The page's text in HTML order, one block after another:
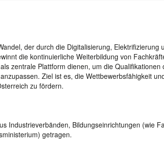
der durch die Digitalisierung, Elektrifizierung
die kontinuierliche Weiterbildung von
zentrale Plattform dienen, um die
Ziel ist es, die Wettbewerbsfähigkeit
zu fördern.
Industrieverbänden, Bildungseinrichtungen (wie
getragen.